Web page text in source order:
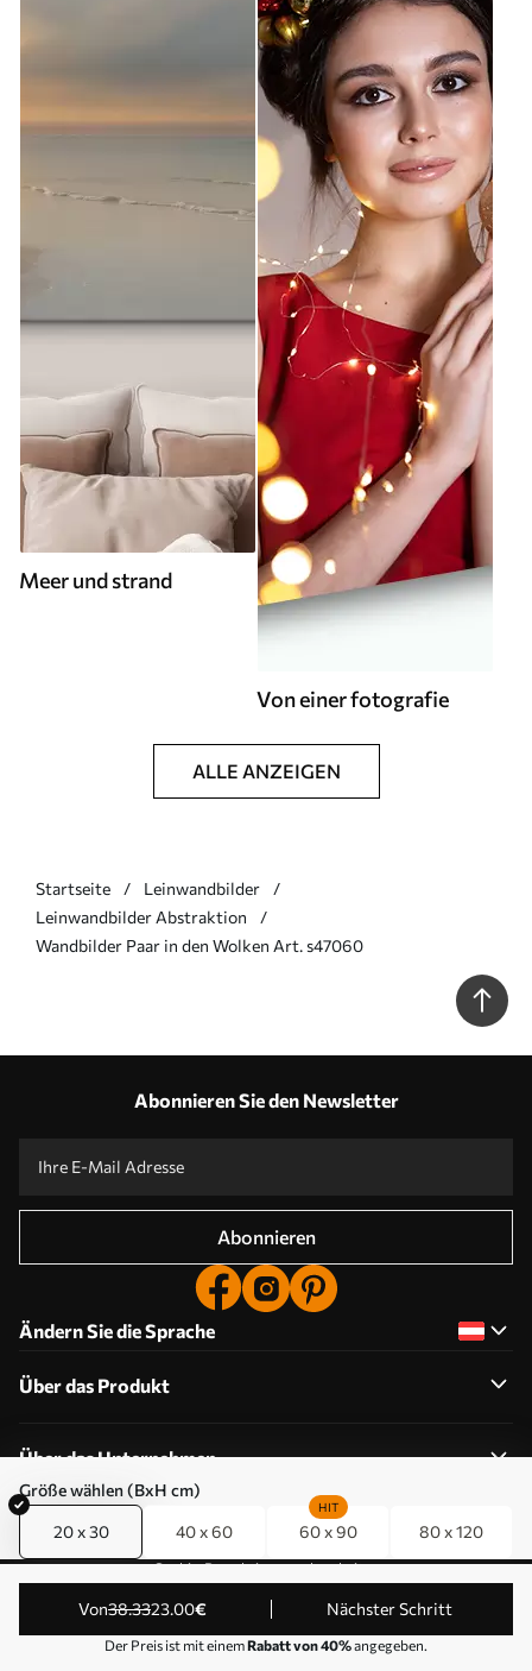
Größe wählen (BxH cm)
20 x 30 40 x 60 60 x 90
HIT
80 x 120
von38.3323.00€ Nächster Schritt
Der Preis ist mit einemRabatt von 40%angegeben.
Meer und strand
Von einer fotografie
ALLE ANZEIGEN
Startseite
Leinwandbilder
Leinwandbilder Abstraktion
Wandbilder Paar in den Wolken Art. s47060
Abonnieren Sie den Newsletter
Abonnieren
Ändern Sie die Sprache
Über das Produkt
Über das Unternehmen
Cookie-Berechtigungen bearbeiten
© 2011-2026 Uwalls . Alle Rechte vorbehalten. Betrieben
von KLW Sp. z o.o. VAT ID: PL9223057591.